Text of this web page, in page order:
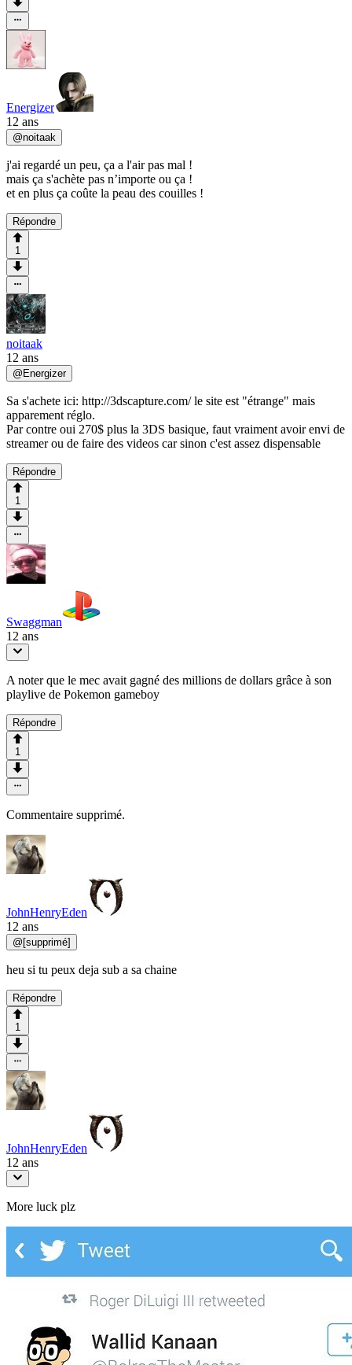
Energizer
12 ans
@noitaak
j'ai regardé un peu, ça a l'air pas mal !
mais ça s'achète pas n’importe ou ça !
et en plus ça coûte la peau des couilles !
Répondre
1
noitaak
12 ans
@Energizer
Sa s'achete ici: http://3dscapture.com/ le site est "étrange" mais
apparement réglo.
Par contre oui 270$ plus la 3DS basique, faut vraiment avoir envi de
streamer ou de faire des videos car sinon c'est assez dispensable
Répondre
1
Swaggman
12 ans
A noter que le mec avait gagné des millions de dollars grâce à son
playlive de Pokemon gameboy
Répondre
1
Commentaire supprimé.
JohnHenryEden
12 ans
@ [supprimé]
heu si tu peux deja sub a sa chaine
Répondre
1
JohnHenryEden
12 ans
More luck plz